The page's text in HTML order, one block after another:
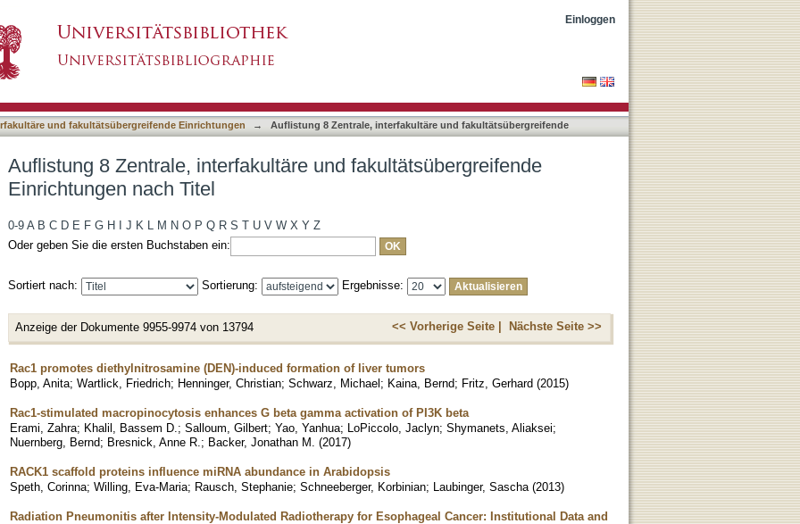
Einloggen
und fakultätsübergreifende Einrichtungen →
Auflistung 8 Zentrale, interfakultäre und fakultätsübergreifende
Auflistung 8 Zentrale, interfakultäre und fakultätsübergreifende
Einrichtungen nach Titel
0-9 A B C D E F G H J K L M N O P Q R S T U V W X Y Z
Oder geben Sie die ersten Buchstaben ein:
Sortiert nach: Sortierung: Ergebnisse:
Anzeige der Dokumente 9955-9974 von 13794 << Vorherige Seite | Nächste Seite >>
Rac1 promotes diethylnitrosamine (DEN)-induced formation of liver tumors
Bopp, Anita; Wartlick, Friedrich; Henninger, Christian; Schwarz, Michael; Kaina, Bernd; Fritz, Gerhard (2015)
Rac1-stimulated macropinocytosis enhances G beta gamma activation of PI3K beta
Erami, Zahra; Khalil, Bassem D. ; Salloum, Gilbert; Yao, Yanhua; LoPiccolo, Jaclyn; Shymanets, Aliaksei;
Nuernberg, Bernd; Bresnick, Anne R. ; Backer, Jonathan M. (2017)
RACK1 scaffold proteins influence miRNA abundance in Arabidopsis
Speth, Corinna; Willing, Eva-Maria; Rausch, Stephanie; Schneeberger, Korbinian; Laubinger, Sascha (2013)
Radiation Pneumonitis after Intensity-Modulated Radiotherapy for Esophageal Cancer: Institutional Data and